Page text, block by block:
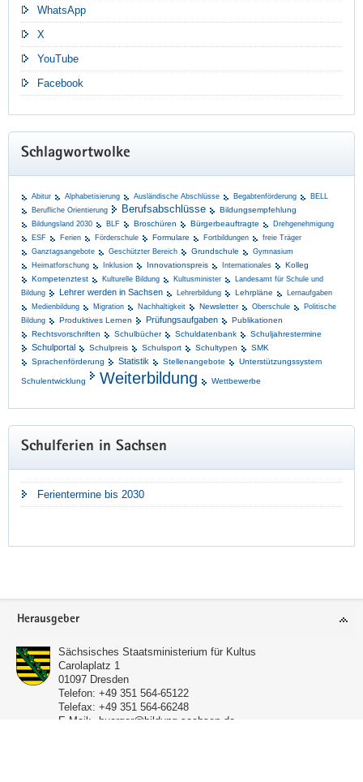
WhatsApp
X
YouTube
Facebook
Schlagwortwolke
Abitur Alphabetisierung Ausländische Abschlüsse Begabtenförderung
BELL
Berufliche Orientierung
Berufsabschlüsse Bildungsempfehlung
Bildungsland 2030 BLF Broschüren Bürgerbeauftragte
Drehgenehmigung
ESF
Ferien Förderschule Formulare Fortbildungen
freie Träger
Ganztagsangebote
Geschützter Bereich Grundschule
Gymnasium
Heimatforschung
Inklusion Innovationspreis Internationales
Kolleg
Kompetenztest
Kulturelle Bildung Kultusminister
Landesamt für Schule und
Bildung
Lehrer werden in Sachsen Lehrerbildung Lehrpläne
Lernaufgaben
Medienbildung
Migration Nachhaltigkeit Newsletter Oberschule
Politische
Bildung
Produktives Lernen Prüfungsaufgaben
Publikationen
Rechtsvorschriften
Schulbücher Schuldatenbank Schuljahrestermine
Schulportal Schulpreis Schulsport Schultypen
SMK
Sprachenförderung
Statistik Stellenangebote Unterstützungssystem
Schulentwicklung Weiterbildung Wettbewerbe
Schulferien in Sachsen
Ferientermine bis 2030
Footer-
Herausgeber
Sächsisches Staatsministerium für Kultus
Carolaplatz 1
01097 Dresden
Telefon: +49 351 564-65122
Telefax: +49 351 564-66248
E-Mail:
buerger@bildung.sachsen.de